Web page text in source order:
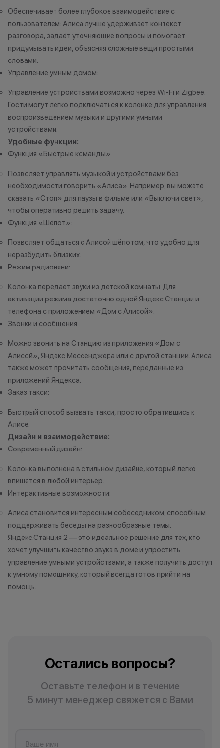
диагностику.
оценить
стоимость. При
учитываются
3. Скидка при
устройства
устройство
приобрести.
для оплаты
программе
характер.
•Организатор
нарушение
Обеспечивает более глубокое взаимодействие с
пользователем: Алиса лучше удерживает контекст
разговора, задаёт уточняющие вопросы и помогает
придумывать идеи, объясняя сложные вещи простыми
словами.
Управление умным домом:
Управление устройствами возможно через Wi-Fi и Zigbee.
Гости могут легко подключаться к колонке для управления
воспроизведением музыки и другими умными
устройствами.
Удобные функции:
Функция «Быстрые команды»:
Позволяет управлять музыкой и устройствами без
необходимости говорить «Алиса». Например, вы можете
сказать «Стоп» для паузы в фильме или «Выключи свет»,
чтобы оперативно решить задачу.
Функция «Шёпот»:
Позволяет общаться с Алисой шёпотом, что удобно для
неразбудить близких.
Режим радионяни:
Колонка передает звуки из детской комнаты. Для
активации режима достаточно одной Яндекс Станции и
телефона с приложением «Дом с Алисой».
Звонки и сообщения:
Можно звонить на Станцию из приложения «Дом с
Алисой», Яндекс Мессенджера или с другой станции. Алиса
также может прочитать сообщения, переданные из
приложений Яндекса.
Заказ такси:
Быстрый способ вызвать такси, просто обратившись к
Алисе.
Дизайн и взаимодействие:
Современный дизайн:
Колонка выполнена в стильном дизайне, который легко
впишется в любой интерьер.
Интерактивные возможности:
Алиса становится интересным собеседником, способным
поддерживать беседы на разнообразные темы.
Яндекс.Станция 2 — это идеальное решение для тех, кто
хочет улучшить качество звука в доме и упростить
управление умными устройствами, а также получить доступ
к умному помощнику, который всегда готов прийти на
помощь.
Остались вопросы?
Оставьте телефон и в течение
5 минут менеджер свяжется с Вами